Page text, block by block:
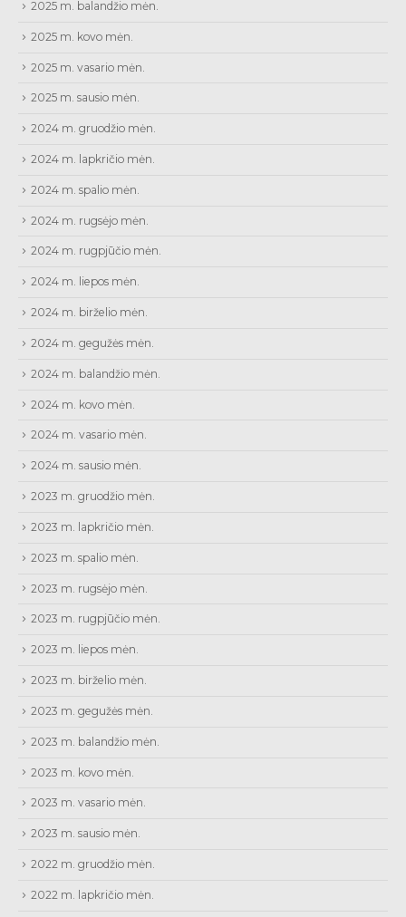
2025 m. balandžio mėn.
2025 m. kovo mėn.
2025 m. vasario mėn.
2025 m. sausio mėn.
2024 m. gruodžio mėn.
2024 m. lapkričio mėn.
2024 m. spalio mėn.
2024 m. rugsėjo mėn.
2024 m. rugpjūčio mėn.
2024 m. liepos mėn.
2024 m. birželio mėn.
2024 m. gegužės mėn.
2024 m. balandžio mėn.
2024 m. kovo mėn.
2024 m. vasario mėn.
2024 m. sausio mėn.
2023 m. gruodžio mėn.
2023 m. lapkričio mėn.
2023 m. spalio mėn.
2023 m. rugsėjo mėn.
2023 m. rugpjūčio mėn.
2023 m. liepos mėn.
2023 m. birželio mėn.
2023 m. gegužės mėn.
2023 m. balandžio mėn.
2023 m. kovo mėn.
2023 m. vasario mėn.
2023 m. sausio mėn.
2022 m. gruodžio mėn.
2022 m. lapkričio mėn.